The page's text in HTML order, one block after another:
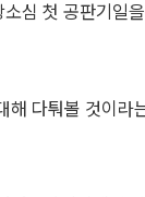
심 첫 공판기일
해 다퉈볼 것이라